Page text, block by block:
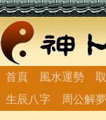
首頁
風水運勢
生辰八字
周公解夢